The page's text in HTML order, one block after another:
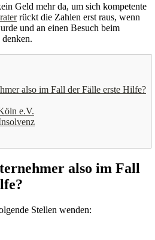
Geld mehr da, um sich kompetente
rückt die Zahlen erst raus, wenn
und an einen Besuch beim
also im Fall der Fälle erste Hilfe?
e.V.
also im Fall
Stellen wenden: